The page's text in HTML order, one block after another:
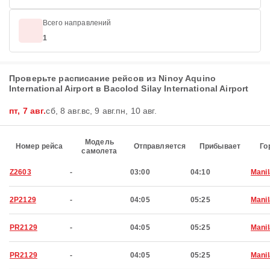
Всего направлений
1
Проверьте расписание рейсов из Ninoy Aquino
International Airport в Bacolod Silay International Airport
пт, 7 авг.сб, 8 авг.вс, 9 авг.пн, 10 авг.
Номер рейса
Модель
самолета
Отправляется Прибывает
Z2603 - 03:00 04:10
2P2129 - 04:05 05:25
PR2129 - 04:05 05:25
PR2129 - 04:05 05:25